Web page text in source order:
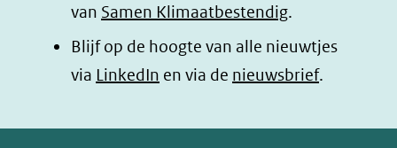
van Samen Klimaatbestendig.
Blijf op de hoogte van alle nieuwtjes
via LinkedIn (opent
nieuw
en via de nieuwsbrief.